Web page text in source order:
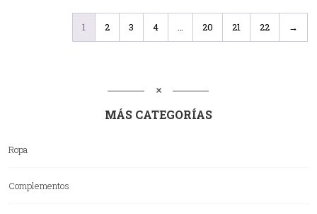
1 2 3 4 … 20 21 22 →
MÁS CATEGORÍAS
Ropa
Complementos